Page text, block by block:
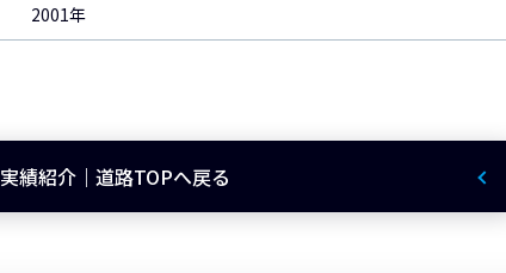
2001年
実績紹介｜道路TOPへ戻る